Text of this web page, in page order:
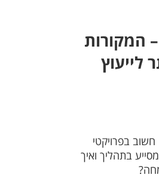
המקורות
לייעוץ
בפרויקטי
בתהליך ואיך